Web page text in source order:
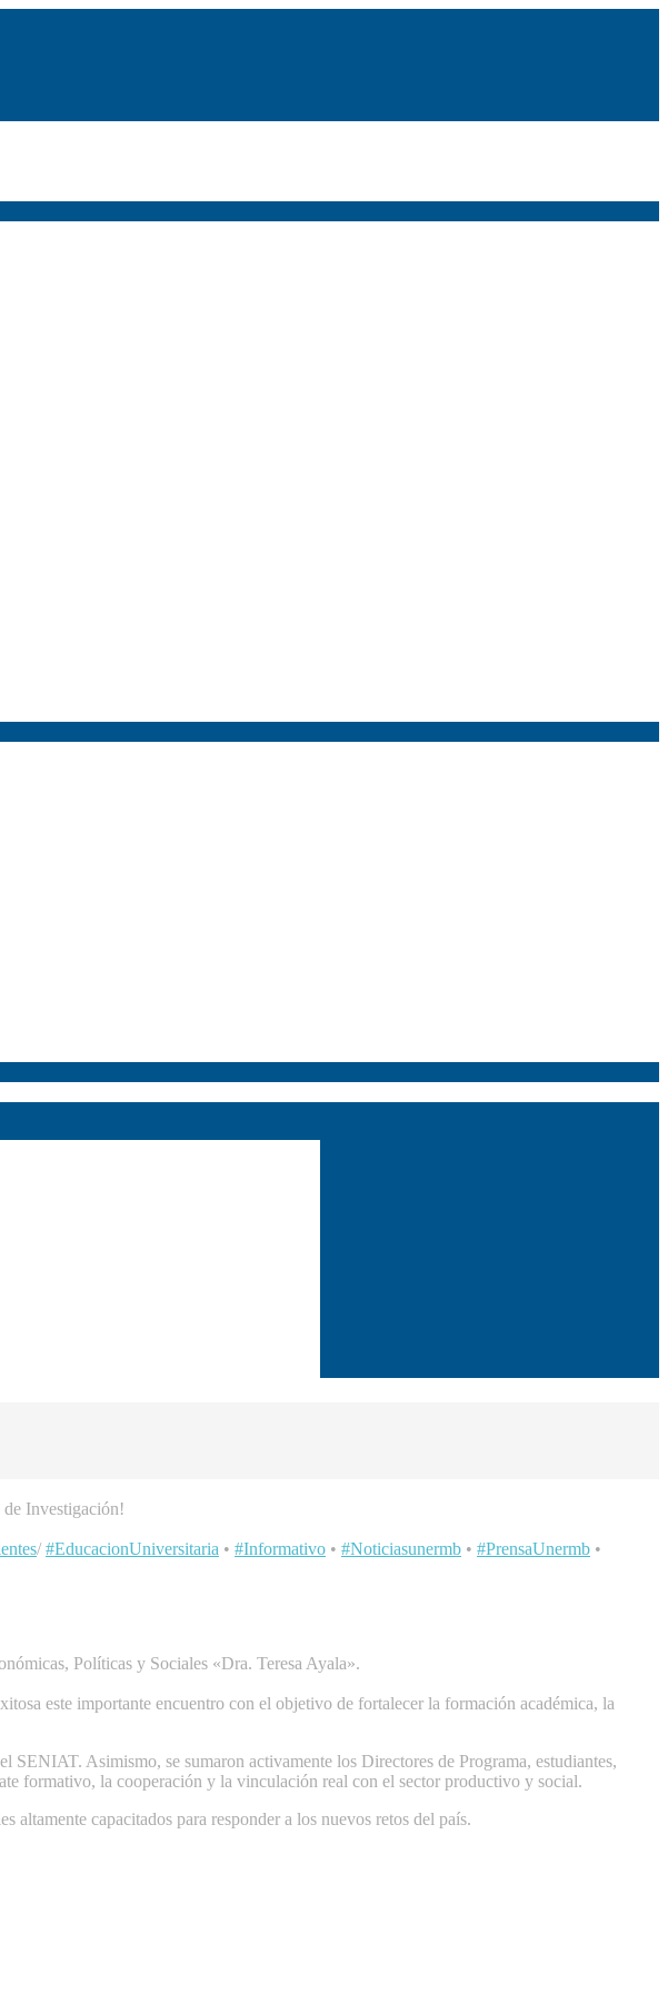
de Investigación!
/ #EducacionUniversitaria • #Informativo • #Noticiasunermb • #PrensaUnermb •
Políticas y Sociales «Dra. Teresa Ayala».
este importante encuentro con el objetivo de fortalecer la formación académica, la
Asimismo, se sumaron activamente los Directores de Programa, estudiantes,
formativo, la cooperación y la vinculación real con el sector productivo y social.
capacitados para responder a los nuevos retos del país.